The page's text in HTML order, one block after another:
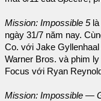
Mission: Impossible 5
ngày 31/7 năm nay.
Co. với Jake Gyllenhaal
Warner Bros. và phim
Focus với Ryan
Mission: Impossible —